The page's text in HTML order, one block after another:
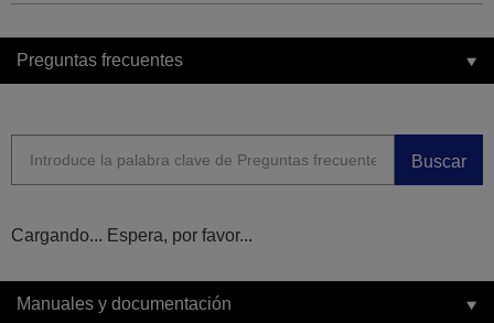
Preguntas frecuentes
Buscar
Cargando... Espera, por favor...
Manuales y documentación